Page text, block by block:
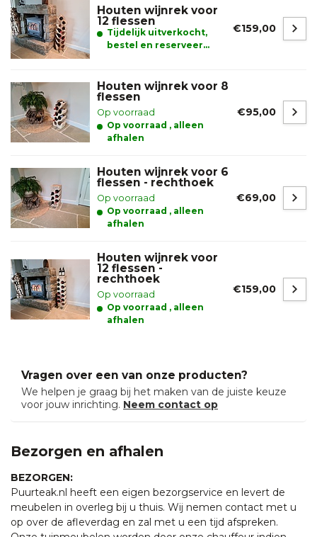
Houten wijnrek voor
12 flessen
Tijdelijk uitverkocht,
bestel en reserveer
€159,00
Houten wijnrek voor 8
flessen
Op voorraad
Op voorraad , alleen
afhalen
€95,00
Houten wijnrek voor 6
flessen - rechthoek
Op voorraad
Op voorraad , alleen
afhalen
€69,00
Houten wijnrek voor
12 flessen -
rechthoek
Op voorraad
Op voorraad , alleen
afhalen
€159,00
Vragen over een van onze producten?
We helpen je graag bij het maken van de juiste keuze
voor jouw inrichting. Neem contact op
Bezorgen en afhalen
BEZORGEN:
Puurteak.nl heeft een eigen bezorgservice en levert de
meubelen in overleg bij u thuis. Wij nemen contact met u
op over de afleverdag en zal met u een tijd afspreken.